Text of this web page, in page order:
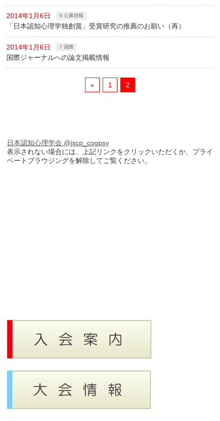
2014年1月6日 6 公募情報
「日本認知心理学独創賞」受賞研究の推薦のお願い（再）
2014年1月6日 7 国際
国際ジャーナルへの論文掲載情報
« 1 2
日本認知心理学会 @jscp_cogpsy
表示されない場合には、上記リンクをクリックいただくか、プライ
ベートブラウジングを解除してご覧ください。